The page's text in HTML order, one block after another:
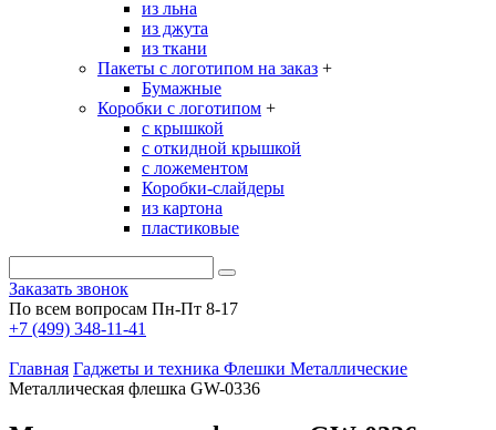
из льна
из джута
из ткани
Пакеты с логотипом на заказ +
Бумажные
Коробки с логотипом +
с крышкой
с откидной крышкой
с ложементом
Коробки-слайдеры
из картона
пластиковые
Заказать звонок
По всем вопросам Пн-Пт 8-17
+7 (499) 348-11-41
Главная Гаджеты и техника Флешки Металлические
Металлическая флешка GW-0336